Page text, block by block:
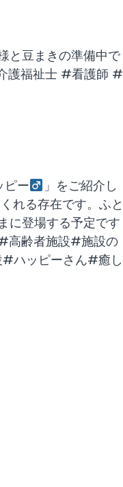
と豆まきの準備中で
護福祉士 #看護師 #
ピー
」をご紹介し
れる存在です。ふと
に登場する予定です
高齢者施設#施設の
ハッピーさん#癒し